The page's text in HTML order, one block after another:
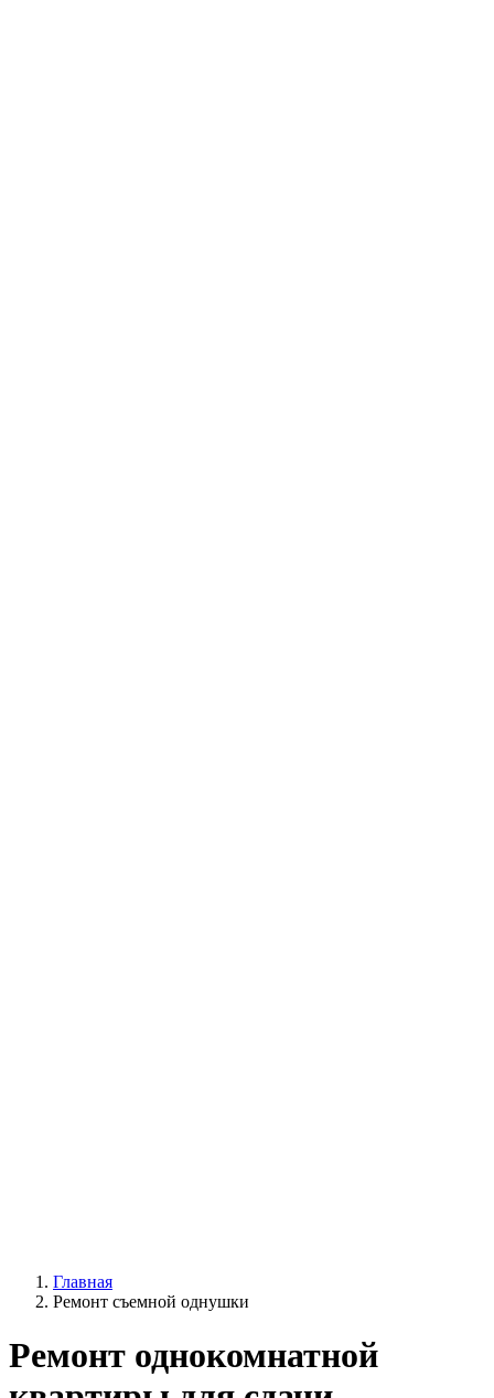
Главная
Ремонт съемной однушки
Ремонт однокомнатной